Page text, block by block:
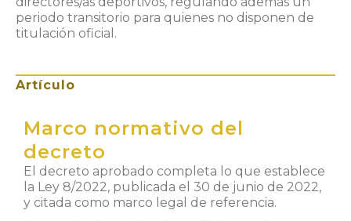
periodo transitorio para quienes no disponen de
titulación oficial.
Artículo
Marco normativo del
decreto
El decreto aprobado completa lo que establece
la Ley 8/2022, publicada el 30 de junio de 2022,
y citada como marco legal de referencia.